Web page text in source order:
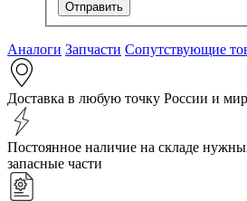
Аналоги Запчасти Сопутствующие
Доставка в любую точку России и
Постоянное наличие на складе
запасные части